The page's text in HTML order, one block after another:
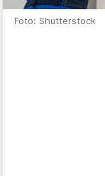
Foto: Shutterstock